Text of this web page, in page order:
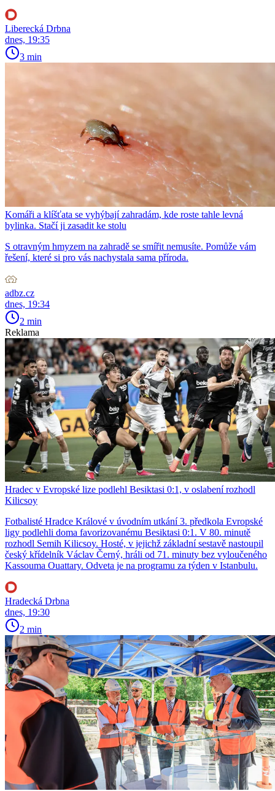
Liberecká Drbna
dnes, 19:35
3 min
Komáři a klíšťata se vyhýbají zahradám, kde roste tahle levná
bylinka. Stačí ji zasadit ke stolu
S otravným hmyzem na zahradě se smířit nemusíte. Pomůže vám
řešení, které si pro vás nachystala sama příroda.
adbz.cz
dnes, 19:34
2 min
Reklama
Hradec v Evropské lize podlehl Besiktasi 0:1, v oslabení rozhodl
Kilicsoy
Fotbalisté Hradce Králové v úvodním utkání 3. předkola Evropské
ligy podlehli doma favorizovanému Besiktasi 0:1. V 80. minutě
rozhodl Semih Kilicsoy. Hosté, v jejichž základní sestavě nastoupil
český křídelník Václav Černý, hráli od 71. minuty bez vyloučeného
Kassouma Ouattary. Odveta je na programu za týden v Istanbulu.
Hradecká Drbna
dnes, 19:30
2 min